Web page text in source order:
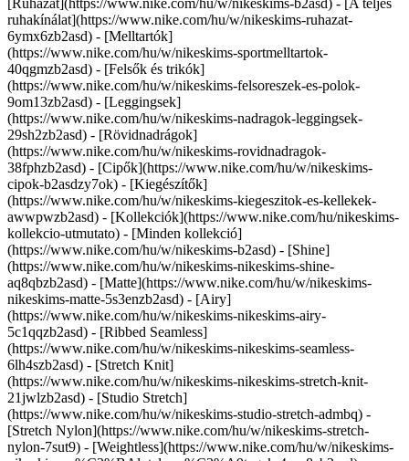
[Ruházat](https://www.nike.com/hu/w/nikeskims-b2asd) - [A teljes
ruhakínálat](https://www.nike.com/hu/w/nikeskims-ruhazat-
6ymx6zb2asd) - [Melltartók]
(https://www.nike.com/hu/w/nikeskims-sportmelltartok-
40qgmzb2asd) - [Felsők és trikók]
(https://www.nike.com/hu/w/nikeskims-felsoreszek-es-polok-
9om13zb2asd) - [Leggingsek]
(https://www.nike.com/hu/w/nikeskims-nadragok-leggingsek-
29sh2zb2asd) - [Rövidnadrágok]
(https://www.nike.com/hu/w/nikeskims-rovidnadragok-
38fphzb2asd) - [Cipők](https://www.nike.com/hu/w/nikeskims-
cipok-b2asdzy7ok) - [Kiegészítők]
(https://www.nike.com/hu/w/nikeskims-kiegeszitok-es-kellekek-
awwpwzb2asd) - [Kollekciók](https://www.nike.com/hu/nikeskims-
kollekcio-utmutato) - [Minden kollekció]
(https://www.nike.com/hu/w/nikeskims-b2asd) - [Shine]
(https://www.nike.com/hu/w/nikeskims-nikeskims-shine-
aq8qbzb2asd) - [Matte](https://www.nike.com/hu/w/nikeskims-
nikeskims-matte-5s3enzb2asd) - [Airy]
(https://www.nike.com/hu/w/nikeskims-nikeskims-airy-
5c1qqzb2asd) - [Ribbed Seamless]
(https://www.nike.com/hu/w/nikeskims-nikeskims-seamless-
6lh4szb2asd) - [Stretch Knit]
(https://www.nike.com/hu/w/nikeskims-nikeskims-stretch-knit-
21jwlzb2asd) - [Studio Stretch]
(https://www.nike.com/hu/w/nikeskims-studio-stretch-admbq) -
[Stretch Nylon](https://www.nike.com/hu/w/nikeskims-stretch-
nylon-7sut9) - [Weightless](https://www.nike.com/hu/w/nikeskims-